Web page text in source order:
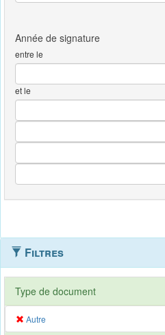
entre le
et le
Filtres
Type de document
Autre